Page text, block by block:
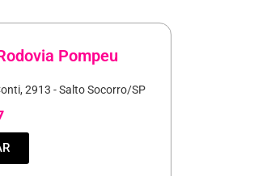
Pompeu
2913 - Salto Socorro/SP